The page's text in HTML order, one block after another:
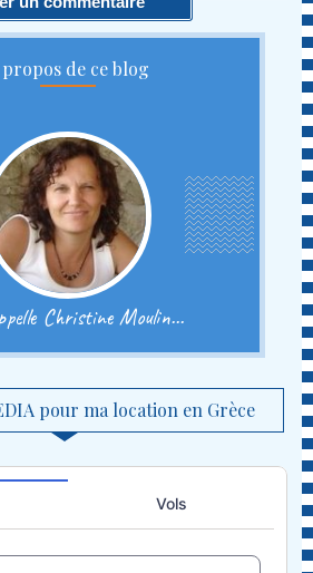
propos de ce blog
Christine Moulin...
pour ma location en Grèce